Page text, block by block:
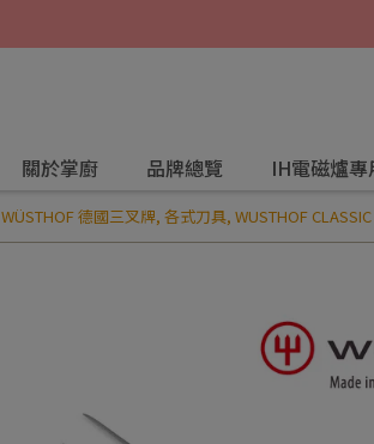
關於掌廚 品牌總覽 IH電磁爐專
WÜSTHOF 德國三叉牌, 各式刀具, WUSTHOF